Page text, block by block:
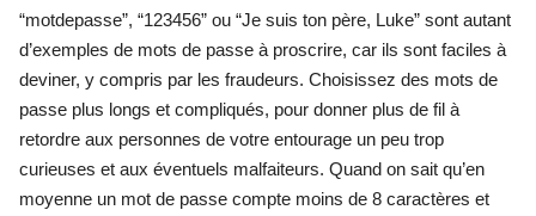
“motdepasse”, “123456” ou “Je suis ton père, Luke” sont autant
d’exemples de mots de passe à proscrire, car ils sont faciles à
deviner, y compris par les fraudeurs. Choisissez des mots de
passe plus longs et compliqués, pour donner plus de fil à
retordre aux personnes de votre entourage un peu trop
curieuses et aux éventuels malfaiteurs. Quand on sait qu’en
moyenne un mot de passe compte moins de 8 caractères et